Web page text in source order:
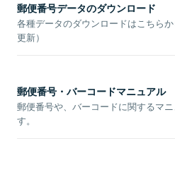
郵便番号データのダウンロード
各種データのダウンロードはこちら
更新）
郵便番号・バーコードマニュアル
郵便番号や、バーコードに関するマ
す。